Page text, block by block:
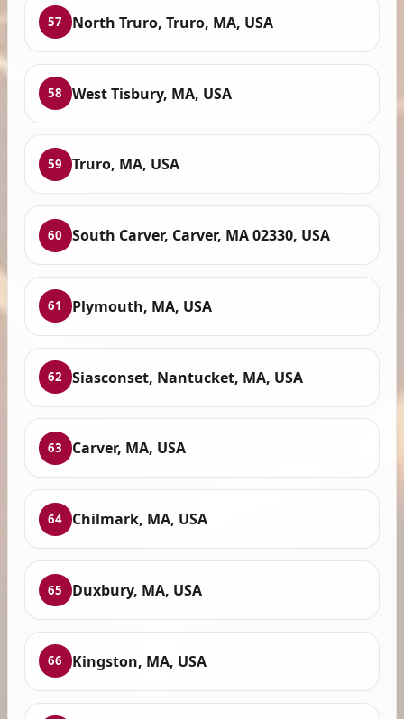
57 North Truro, Truro, MA, USA
58 West Tisbury, MA, USA
59 Truro, MA, USA
60 South Carver, Carver, MA 02330, USA
61 Plymouth, MA, USA
62 Siasconset, Nantucket, MA, USA
63 Carver, MA, USA
64 Chilmark, MA, USA
65 Duxbury, MA, USA
66 Kingston, MA, USA